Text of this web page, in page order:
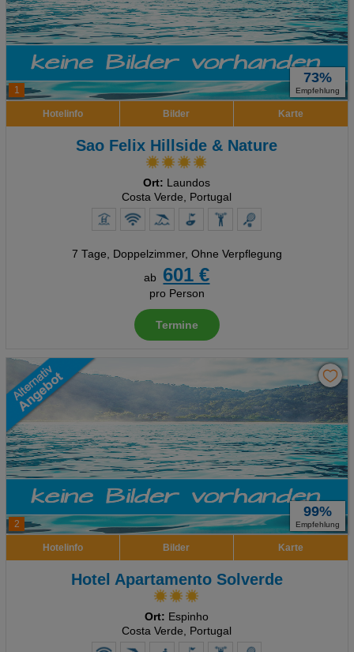
1
73%
Empfehlung
Hotelinfo Bilder Karte
Sao Felix Hillside & Nature
Ort: Laundos
Costa Verde, Portugal
7 Tage, Doppelzimmer, Ohne Verpflegung
ab
601 €
pro Person
Termine
2
99%
Empfehlung
Hotelinfo Bilder Karte
Hotel Apartamento Solverde
Ort: Espinho
Costa Verde, Portugal